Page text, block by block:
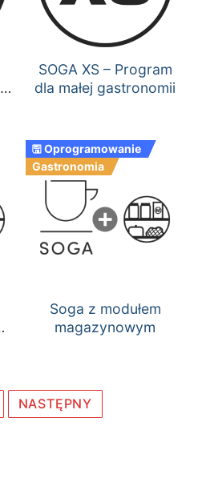
SOGA XS – Program
dla małej gastronomii
🖫 Oprogramowanie
Gastronomia
Soga z modułem
magazynowym
NASTĘPNY